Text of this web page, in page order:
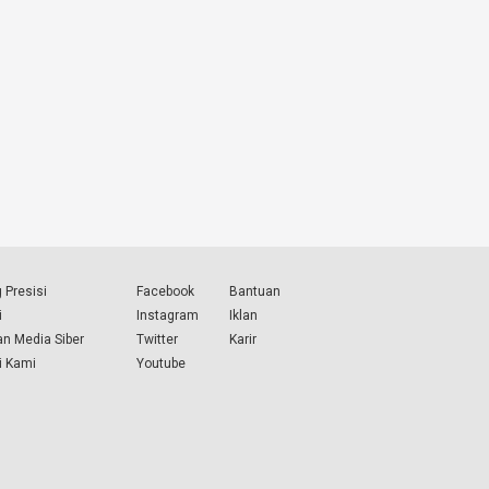
Presisi
Media Siber
Kami
Facebook
Instagram
Twitter
Youtube
Bantuan
Iklan
Karir